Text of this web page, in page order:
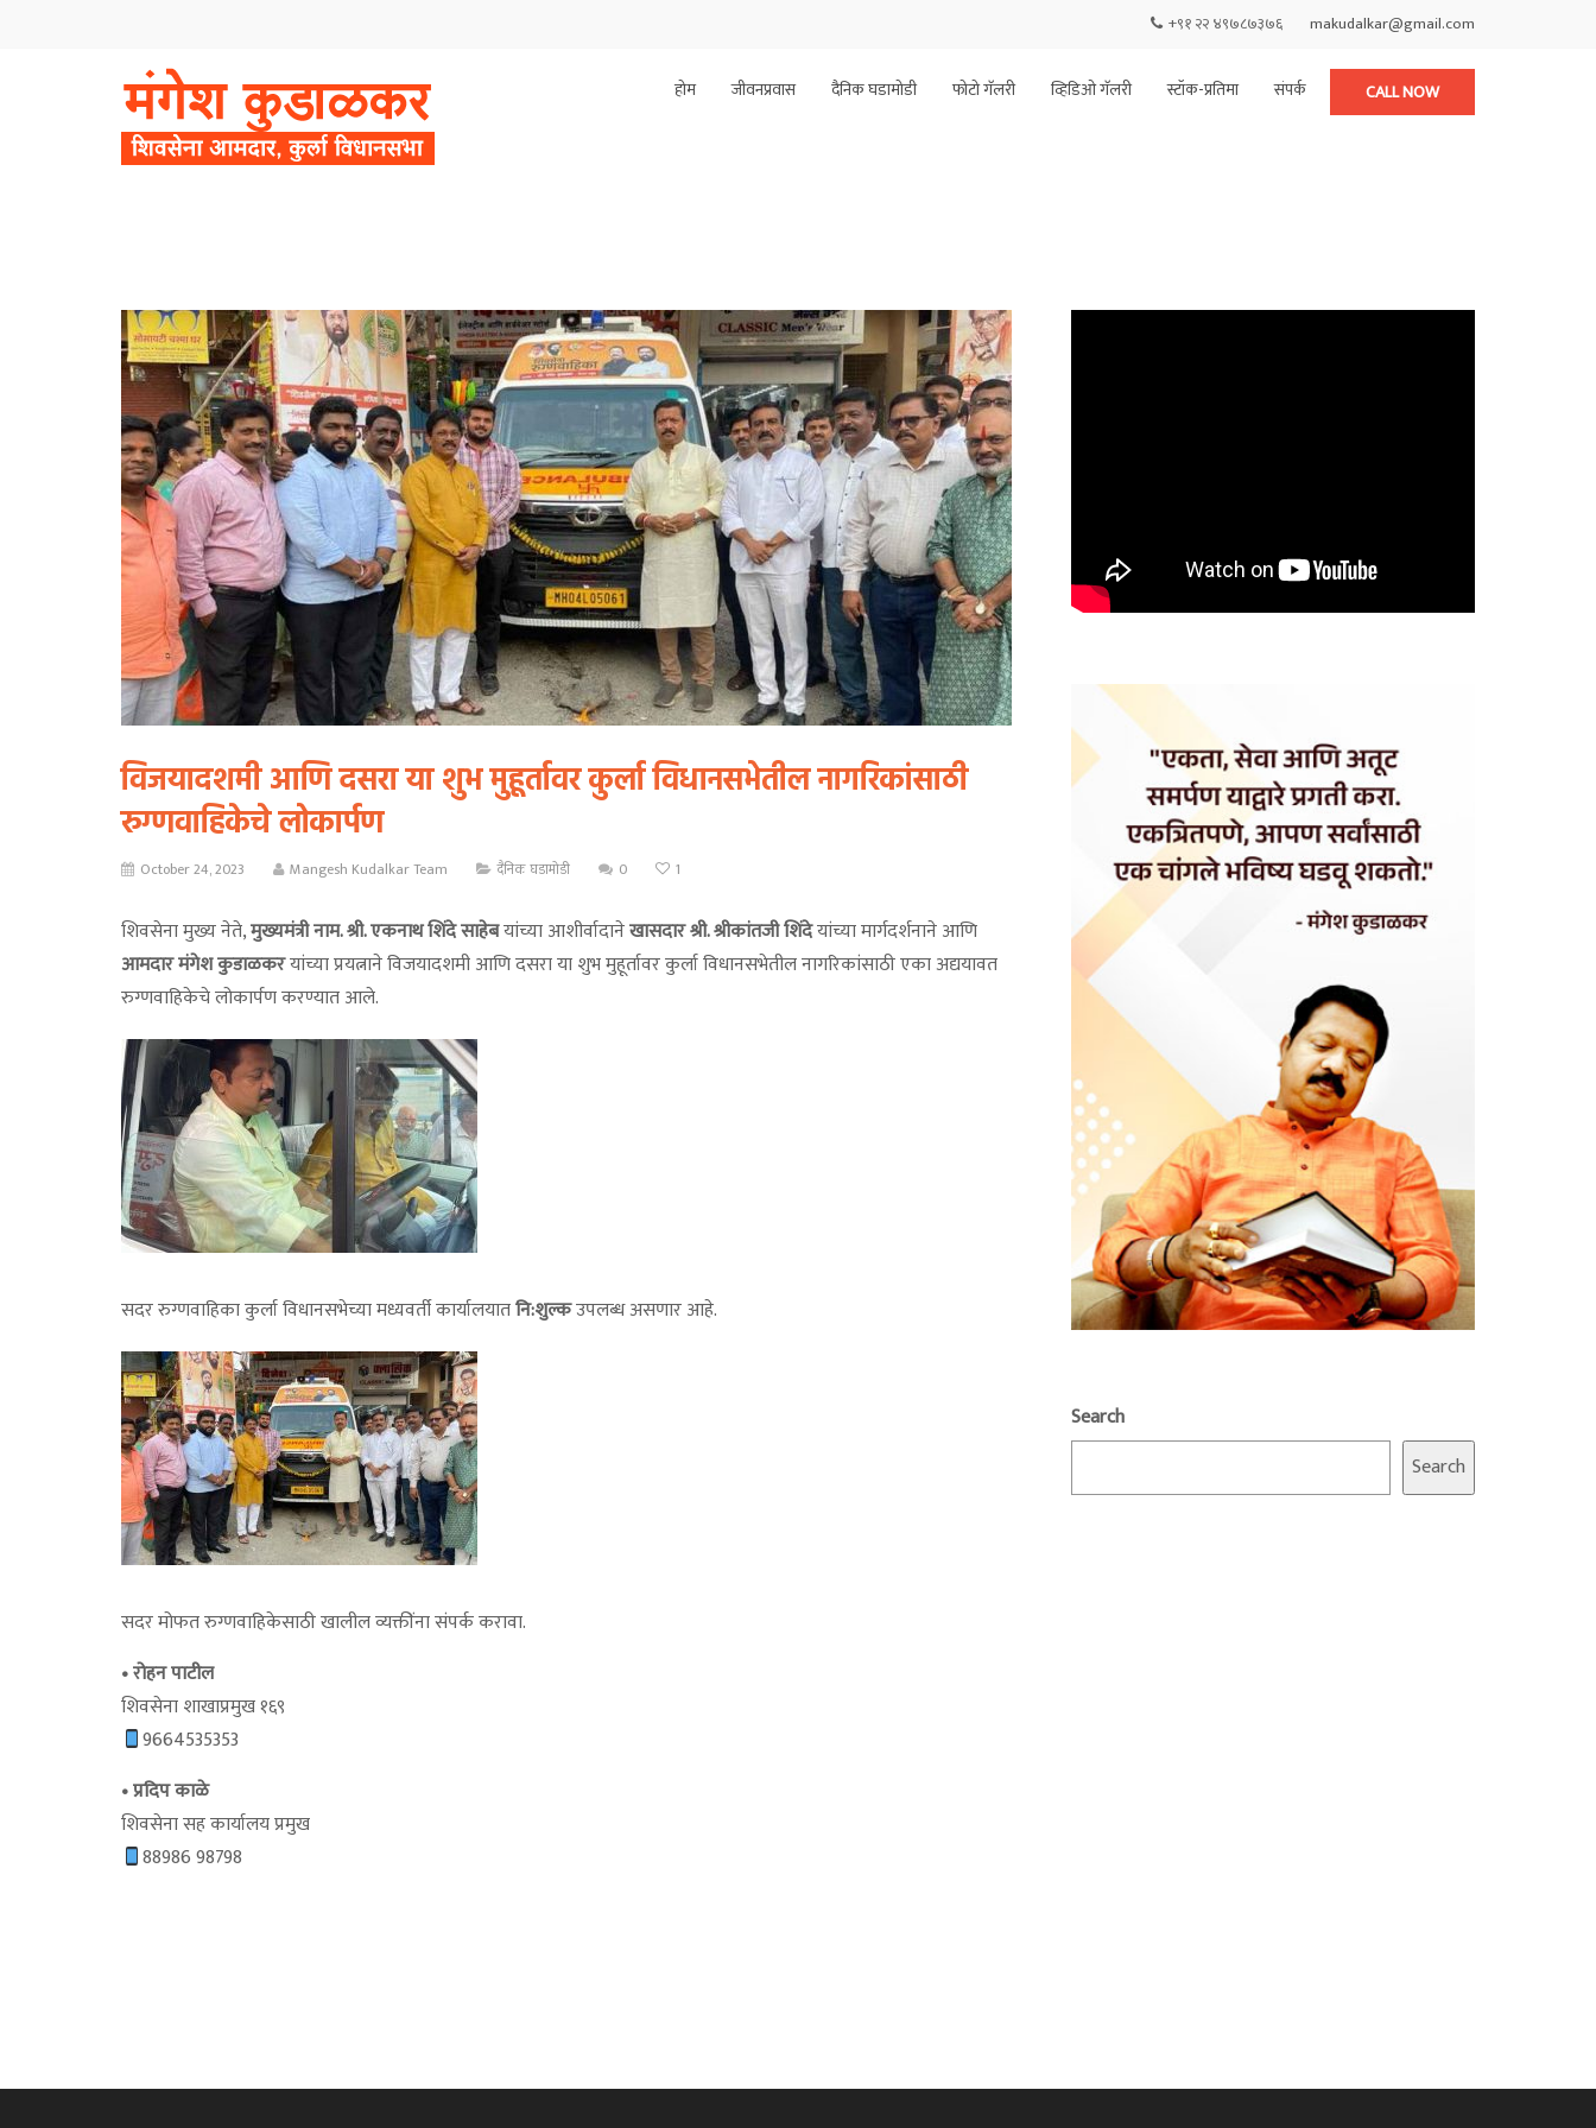
+९१ २२ ४९७८७३७६ makudalkar@gmail.com
CALL NOW
होम जीवनप्रवास दैनिक घडामोडी फोटो गॅलरी व्हिडिओ गॅलरी स्टॉक-प्रतिमा संपर्क
विजयादशमी आणि दसरा या शुभ मुहूर्तावर कुर्ला विधानसभेतील नागरिकांसाठी
रुग्णवाहिकेचे लोकार्पण
October 24, 2023 Mangesh Kudalkar Team दैनिक घडामोडी 0 1
शिवसेना मुख्य नेते,मुख्यमंत्री नाम. श्री. एकनाथ शिंदे साहेबयांच्या आशीर्वादानेखासदार श्री. श्रीकांतजी शिंदेयांच्या मार्गदर्शनाने आणि
आमदार मंगेश कुडाळकरयांच्या प्रयत्नाने विजयादशमी आणि दसरा या शुभ मुहूर्तावर कुर्ला विधानसभेतील नागरिकांसाठी एका अद्ययावत
रुग्णवाहिकेचे लोकार्पण करण्यात आले.
सदर रुग्णवाहिका कुर्ला विधानसभेच्या मध्यवर्ती कार्यालयातनि:शुल्कउपलब्ध असणार आहे.
सदर मोफत रुग्णवाहिकेसाठी खालील व्यक्तींना संपर्क करावा.
• रोहन पाटील
शिवसेना शाखाप्रमुख १६९
9664535353
• प्रदिप काळे
शिवसेना सह कार्यालय प्रमुख
88986 98798
Search
Search